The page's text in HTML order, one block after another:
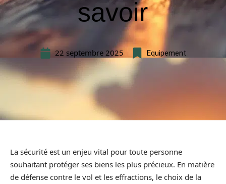
savoir
22 septembre 2025 Equipement
La sécurité est un enjeu vital pour toute personne
souhaitant protéger ses biens les plus précieux. En matière
de défense contre le vol et les effractions, le choix de la